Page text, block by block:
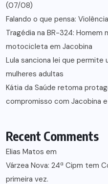
(07/08)
Falando o que pensa:
Tragédia na BR-324: Homem
motocicleta em Jacobina
Lula sanciona lei que
mulheres adultas
Kátia da Saúde retoma
compromisso com Jacobina
Recent Comments
Elias Matos em
Várzea Nova: 24ª Cipm tem
primeira vez.